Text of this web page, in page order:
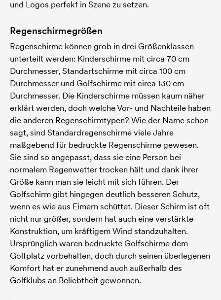
und Logos perfekt in Szene zu setzen.
Regenschirmegrößen
Regenschirme können grob in drei Größenklassen
unterteilt werden: Kinderschirme mit circa 70 cm
Durchmesser, Standartschirme mit circa 100 cm
Durchmesser und Golfschirme mit circa 130 cm
Durchmesser. Die Kinderschirme müssen kaum näher
erklärt werden, doch welche Vor- und Nachteile haben
die anderen Regenschirmtypen? Wie der Name schon
sagt, sind Standardregenschirme viele Jahre
maßgebend für bedruckte Regenschirme gewesen.
Sie sind so angepasst, dass sie eine Person bei
normalem Regenwetter trocken hält und dank ihrer
Größe kann man sie leicht mit sich führen. Der
Golfschirm gibt hingegen deutlich besseren Schutz,
wenn es wie aus Eimern schüttet. Dieser Schirm ist oft
nicht nur größer, sondern hat auch eine verstärkte
Konstruktion, um kräftigem Wind standzuhalten.
Ursprünglich waren bedruckte Golfschirme dem
Golfplatz vorbehalten, doch durch seinen überlegenen
Komfort hat er zunehmend auch außerhalb des
Golfklubs an Beliebtheit gewonnen.